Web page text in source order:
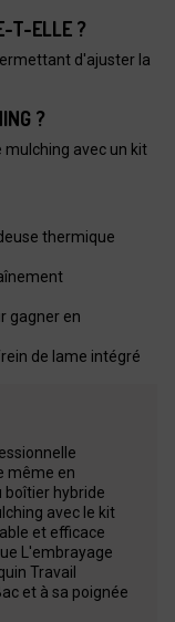
T-ELLE ?
d'ajuster la
?
avec un kit
thermique
gagner en
de lame intégré
même en
boîtier hybride
avec le kit
et efficace
L'embrayage
Travail
et à sa poignée